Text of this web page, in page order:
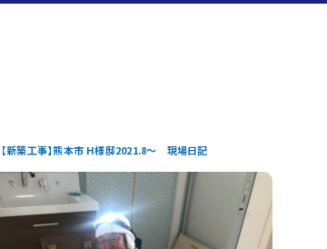
【新築工事】熊本市 H様邸2021.8～ 現場日記